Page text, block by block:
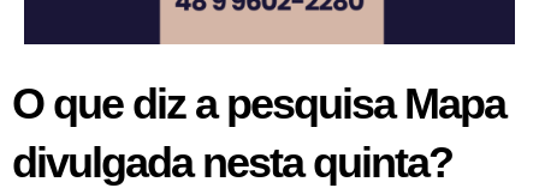
O que diz a pesquisa Mapa
divulgada nesta quinta?